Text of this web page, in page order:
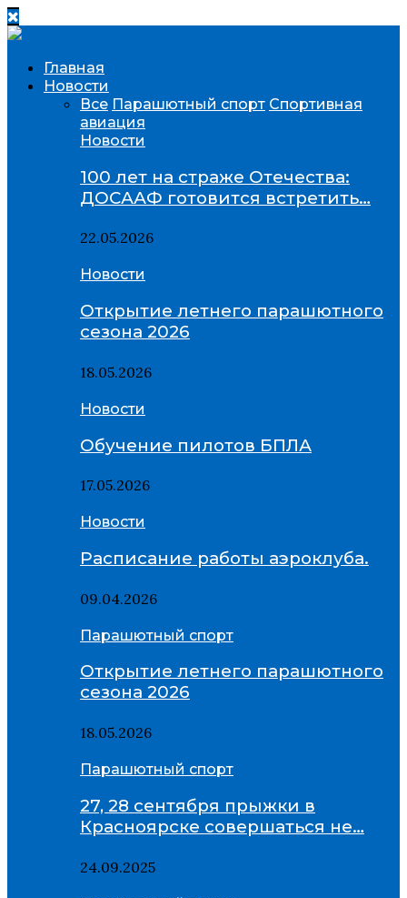
Главная
Новости
Все Парашютный спорт Спортивная
авиация
Новости
100 лет на страже Отечества:
ДОСААФ готовится встретить…
22.05.2026
Новости
Открытие летнего парашютного
сезона 2026
18.05.2026
Новости
Обучение пилотов БПЛА
17.05.2026
Новости
Расписание работы аэроклуба.
09.04.2026
Парашютный спорт
Открытие летнего парашютного
сезона 2026
18.05.2026
Парашютный спорт
27, 28 сентября прыжки в
Красноярске совершаться не…
24.09.2025